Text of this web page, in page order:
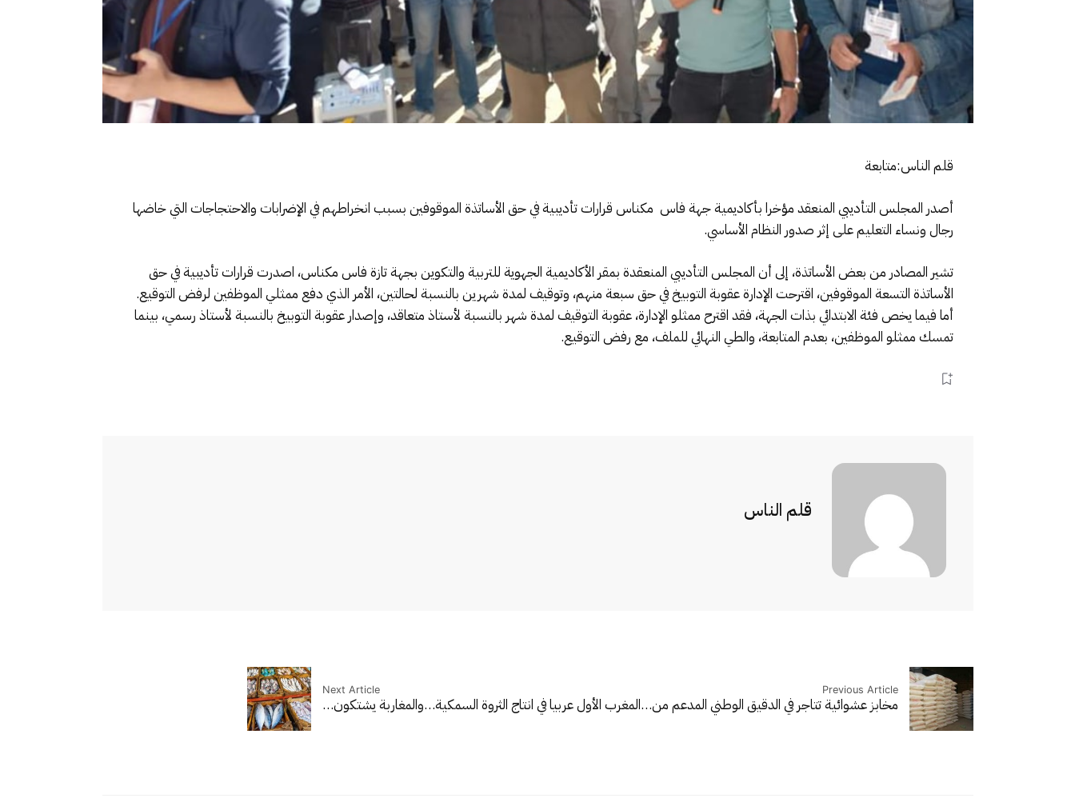
قلم الناس:متابعة
أصدر المجلس التأديبي المنعقد مؤخرا بأكاديمية جهة فاس مكناس قرارات تأديبية في حق الأساتذة الموقوفين بسبب انخراطهم في الإضرابات والاحتجاجات التي خاضها
رجال ونساء التعليم على إثر صدور النظام الأساسي.
تشير المصادر من بعض الأساتذة، إلى أن المجلس التأديبي المنعقدة بمقر الأكاديمية الجهوية للتربية والتكوين بجهة تازة فاس مكناس، اصدرت قرارات تأديبية في حق
الأساتذة التسعة الموقوفين، اقترحت الإدارة عقوبة التوبيخ في حق سبعة منهم، وتوقيف لمدة شهرين بالنسبة لحالتين، الأمر الذي دفع ممثلي الموظفين لرفض التوقيع.
أما فيما يخص فئة الابتدائي بذات الجهة، فقد اقترح ممثلو الإدارة، عقوبة التوقيف لمدة شهر بالنسبة لأستاذ متعاقد، وإصدار عقوبة التوبيخ بالنسبة لأستاذ رسمي، بينما
تمسك ممثلو الموظفين، بعدم المتابعة، والطي النهائي للملف، مع رفض التوقيع.
قلم الناس
Previous Article
مخابز عشوائية تتاجر في الدقيق الوطني المدعم من…
Next Article
المغرب الأول عربيا في انتاج الثروة السمكية…والمغاربة يشتكون…